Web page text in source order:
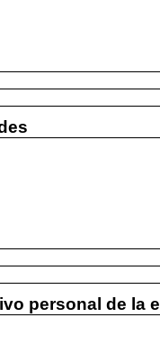
personal de la